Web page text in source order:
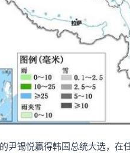
尹锡悦赢得韩国总统大选，在